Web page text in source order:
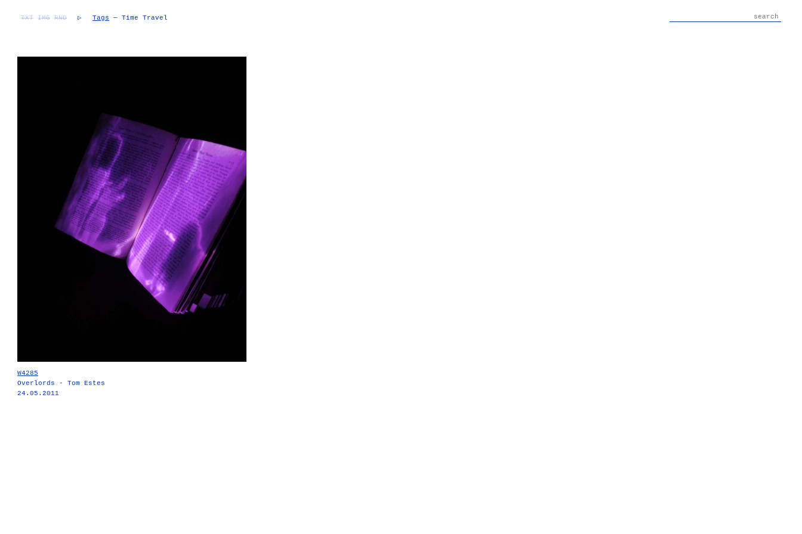
TXT IMG RND ▷ Tags — Time Travel
W4285
Overlords - Tom Estes
24.05.2011